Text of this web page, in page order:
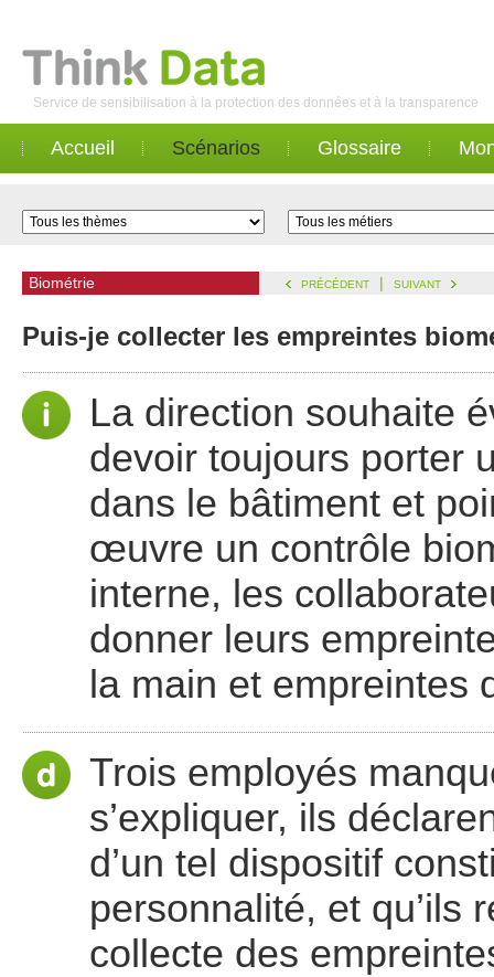
Service de sensibilisation à la protection des données et à la transparence
Accueil Scénarios Glossaire
Biométrie PRÉCÉDENT | SUIVANT
Puis-je collecter les empreintes
La direction souhaite
devoir toujours porter
dans le bâtiment et
œuvre un contrôle
interne, les
donner leurs
la main et empreintes
Trois employés
s’expliquer, ils
d’un tel dispositif
personnalité, et qu’ils
collecte des